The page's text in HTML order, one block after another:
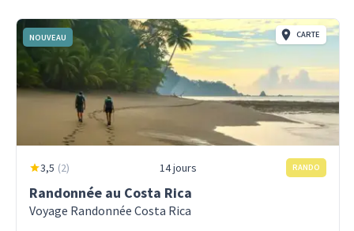
NOUVEAU CARTE
3,5 (2) 14 jours RANDO
Randonnée au Costa Rica
Voyage Randonnée Costa Rica